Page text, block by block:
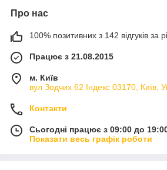
Про нас
100% позитивних з 142 відгуків за
Працює з 21.08.2015
м. Київ
вул Зодчих 62 Індекс 03170, Київ,
Контакти
Сьогодні працює з 09:00 до
Показати весь графік роботи